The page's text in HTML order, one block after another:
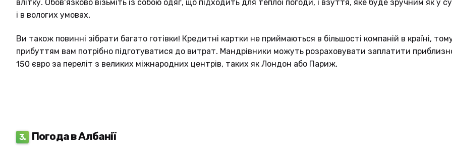
SQ
ES
влітку. Обов’язково візьміть із собою одяг, що підходить для теплої погоди, і взуття, яке буде зручним як у
і в вологих умовах.
Ви також повинні зібрати багато готівки! Кредитні картки не приймаються в більшості компаній в країні,
прибуттям вам потрібно підготуватися до витрат. Мандрівники можуть розраховувати заплатити
150 євро за переліт з великих міжнародних центрів, таких як Лондон або Париж.
3. Погода в Албанії